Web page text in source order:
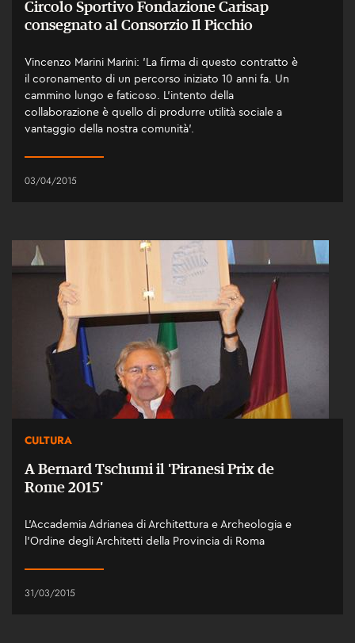
Circolo Sportivo Fondazione Carisap
consegnato al Consorzio Il Picchio
Vincenzo Marini Marini: 'La firma di questo contratto è
il coronamento di un percorso iniziato 10 anni fa. Un
cammino lungo e faticoso. L'intento della
collaborazione è quello di produrre utilità sociale a
vantaggio della nostra comunità'.
03/04/2015
CULTURA
A Bernard Tschumi il 'Piranesi Prix de
Rome 2015'
L’Accademia Adrianea di Architettura e Archeologia e
l’Ordine degli Architetti della Provincia di Roma
31/03/2015